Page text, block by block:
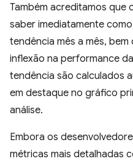
Também acreditamos que
saber imediatamente
tendência mês a mês,
inflexão na performance
tendência são calculados
em destaque no gráfico
análise.
Embora os
métricas mais detalhadas